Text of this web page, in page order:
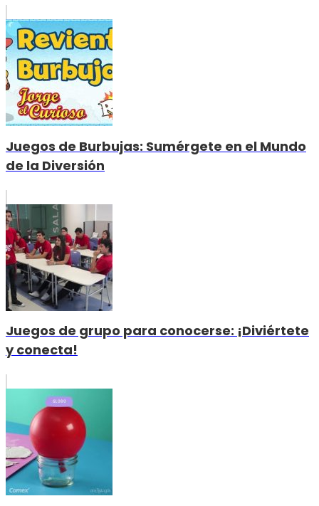
Juegos de Burbujas: Sumérgete en el Mundo
de la Diversión
Juegos de grupo para conocerse: ¡Diviértete
y conecta!